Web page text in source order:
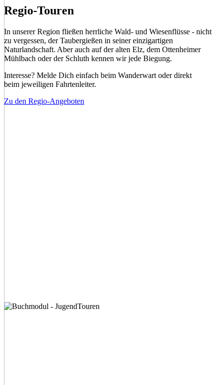
Regio-Touren
In unserer Region fließen herrliche Wald- und Wiesenflüsse - nicht
zu vergessen, der Taubergießen in seiner einzigartigen
Naturlandschaft. Aber auch auf der alten Elz, dem Ottenheimer
Mühlbach oder der Schluth kennen wir jede Biegung.
Interesse? Melde Dich einfach beim Wanderwart oder direkt
beim jeweiligen Fahrtenleiter.
Zu den Regio-Angeboten